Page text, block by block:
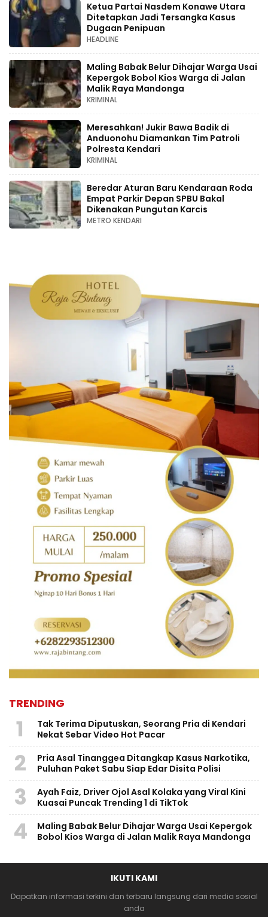
Ketua Partai Nasdem Konawe Utara
Ditetapkan Jadi Tersangka Kasus
Dugaan Penipuan
HEADLINE
Maling Babak Belur Dihajar Warga Usai
Kepergok Bobol Kios Warga di Jalan
Malik Raya Mandonga
KRIMINAL
Meresahkan! Jukir Bawa Badik di
Anduonohu Diamankan Tim Patroli
Polresta Kendari
KRIMINAL
Beredar Aturan Baru Kendaraan Roda
Empat Parkir Depan SPBU Bakal
Dikenakan Pungutan Karcis
METRO KENDARI
TRENDING
1
Tak Terima Diputuskan, Seorang Pria di Kendari
Nekat Sebar Video Hot Pacar
2
Pria Asal Tinanggea Ditangkap Kasus Narkotika,
Puluhan Paket Sabu Siap Edar Disita Polisi
3
Ayah Faiz, Driver Ojol Asal Kolaka yang Viral Kini
Kuasai Puncak Trending 1 di TikTok
4
Maling Babak Belur Dihajar Warga Usai Kepergok
Bobol Kios Warga di Jalan Malik Raya Mandonga
IKUTI KAMI
Dapatkan informasi terkini dan terbaru langsung dari media sosial
anda